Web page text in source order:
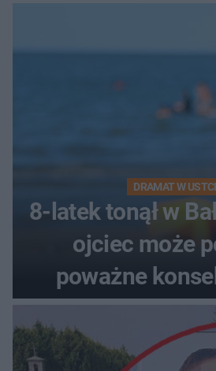
DRAMAT W
8-latek tonął w
ojciec może
poważne